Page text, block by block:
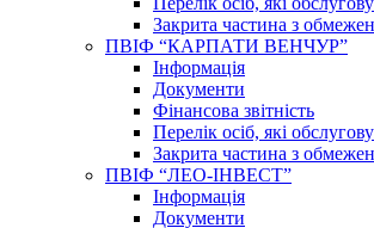
Закрита частина з
ПВІФ “КАРПАТИ ВЕНЧУР”
Інформація
Документи
Фінансова звітність
Перелік осіб, які
Закрита частина з
ПВІФ “ЛЕО-ІНВЕСТ”
Інформація
Документи